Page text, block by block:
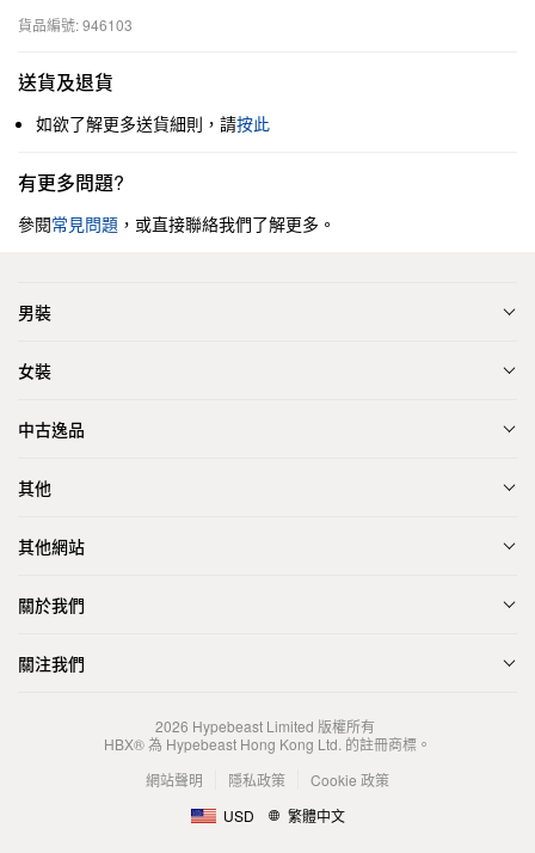
貨品編號: 946103
送貨及退貨
如欲了解更多送貨細則，請按此
有更多問題?
參閱常見問題 ，或直接聯絡我們了解更多。
男裝
女裝
中古逸品
其他
其他網站
關於我們
關注我們
2026 Hypebeast Limited 版權所有
HBX® 為 Hypebeast Hong Kong Ltd. 的註冊商標。
網站聲明
隱私政策
Cookie 政策
USD
繁體中文